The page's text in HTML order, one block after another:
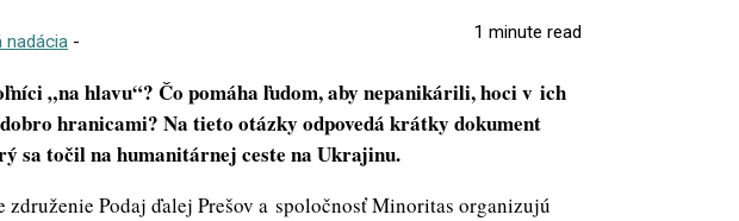
nadácia - 1 minute read
„na hlavu“? Čo pomáha ľudom, aby nepanikárili, hoci v ich
hranicami? Na tieto otázky odpovedá krátky dokument
sa točil na humanitárnej ceste na Ukrajinu.
združenie Podaj ďalej Prešov a spoločnosť Minoritas organizujú